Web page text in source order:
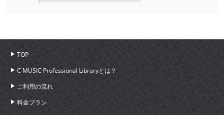
TOP
C MUSIC Professional Libraryとは？
ご利用の流れ
料金プラン